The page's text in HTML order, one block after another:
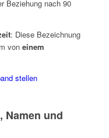
Beziehung nach 90
: Diese Bezeichnung
von einem
stellen
Namen und